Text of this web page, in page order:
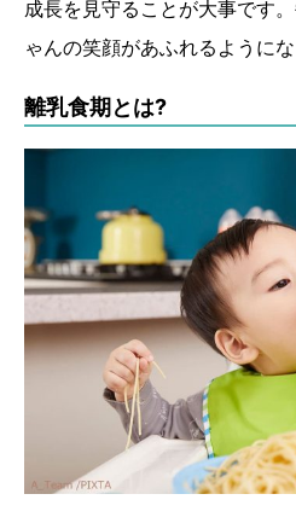
成長を見守ることが大事です
ゃんの笑顔があふれるようにな
離乳食期とは?